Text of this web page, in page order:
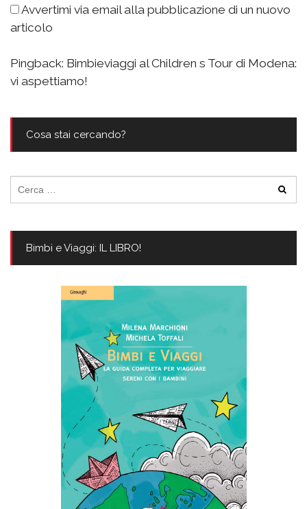
Avvertimi via email alla pubblicazione di un nuovo
articolo
Pingback: Bimbieviaggi al Children s Tour di Modena:
vi aspettiamo!
Cosa stai cercando?
per:
Bimbi e Viaggi: IL LIBRO!